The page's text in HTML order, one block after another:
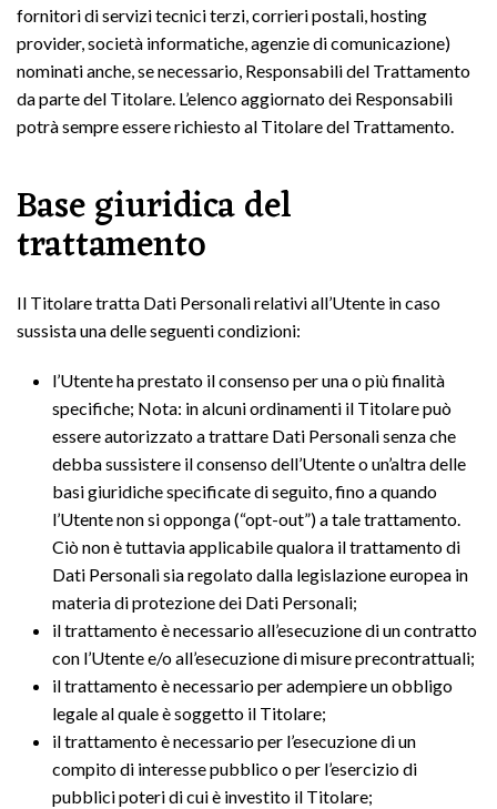
fornitori di servizi tecnici terzi, corrieri postali, hosting
provider, società informatiche, agenzie di comunicazione)
nominati anche, se necessario, Responsabili del Trattamento
da parte del Titolare. L’elenco aggiornato dei Responsabili
potrà sempre essere richiesto al Titolare del Trattamento.
Base giuridica del
trattamento
Il Titolare tratta Dati Personali relativi all’Utente in caso
sussista una delle seguenti condizioni:
l’Utente ha prestato il consenso per una o più finalità
specifiche; Nota: in alcuni ordinamenti il Titolare può
essere autorizzato a trattare Dati Personali senza che
debba sussistere il consenso dell’Utente o un’altra delle
basi giuridiche specificate di seguito, fino a quando
l’Utente non si opponga (“opt-out”) a tale trattamento.
Ciò non è tuttavia applicabile qualora il trattamento di
Dati Personali sia regolato dalla legislazione europea in
materia di protezione dei Dati Personali;
il trattamento è necessario all’esecuzione di un contratto
con l’Utente e/o all’esecuzione di misure precontrattuali;
il trattamento è necessario per adempiere un obbligo
legale al quale è soggetto il Titolare;
il trattamento è necessario per l’esecuzione di un
compito di interesse pubblico o per l’esercizio di
pubblici poteri di cui è investito il Titolare;